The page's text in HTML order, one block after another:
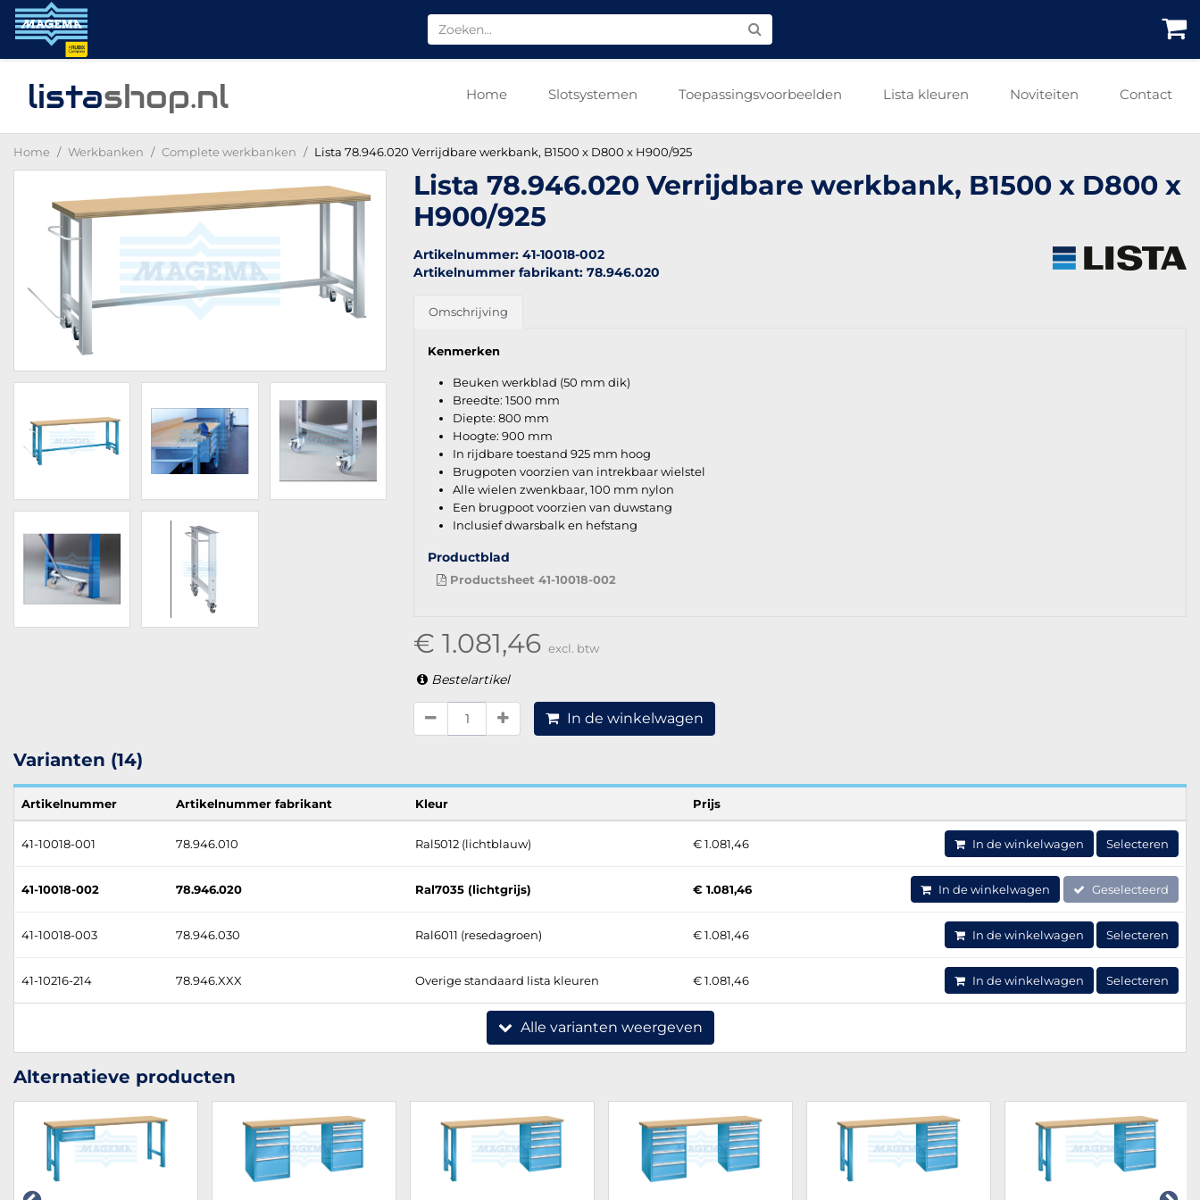
listashop.nl Home Slotsystemen Toepassingsvoorbeelden Lista kleuren Noviteiten Contact
Home Werkbanken Complete werkbanken Lista 78.946.020 Verrijdbare werkbank, B1500 x D800 x H900/925
Lista 78.946.020 Verrijdbare werkbank, B1500 x D800 x
H900/925
Artikelnummer: 41-10018-002
Artikelnummer fabrikant: 78.946.020
Omschrijving
Kenmerken
Beuken werkblad (50 mm dik)
Breedte: 1500 mm
Diepte: 800 mm
Hoogte: 900 mm
In rijdbare toestand 925 mm hoog
Brugpoten voorzien van intrekbaar wielstel
Alle wielen zwenkbaar, 100 mm nylon
Een brugpoot voorzien van duwstang
Inclusief dwarsbalk en hefstang
Productblad
Productsheet 41-10018-002
€ 1.081,46 excl. btw
Bestelartikel
In de winkelwagen
Varianten (14)
Artikelnummer Artikelnummer fabrikant Kleur Prijs
41-10018-001 78.946.010 Ral5012 (lichtblauw) € 1.081,46 In de winkelwagen Selecteren
41-10018-002 78.946.020 Ral7035 (lichtgrijs) € 1.081,46 In de winkelwagen Geselecteerd
41-10018-003 78.946.030 Ral6011 (resedagroen) € 1.081,46 In de winkelwagen Selecteren
41-10216-214 78.946.XXX Overige standaard lista kleuren € 1.081,46 In de winkelwagen Selecteren
Alle varianten weergeven
Alternatieve producten